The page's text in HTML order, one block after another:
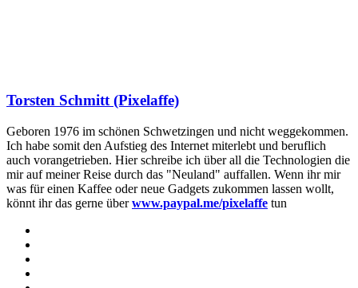
Torsten Schmitt (Pixelaffe)
Geboren 1976 im schönen Schwetzingen und nicht weggekommen.
Ich habe somit den Aufstieg des Internet miterlebt und beruflich
auch vorangetrieben. Hier schreibe ich über all die Technologien die
mir auf meiner Reise durch das "Neuland" auffallen. Wenn ihr mir
was für einen Kaffee oder neue Gadgets zukommen lassen wollt,
könnt ihr das gerne überwww.paypal.me/pixelaffe tun